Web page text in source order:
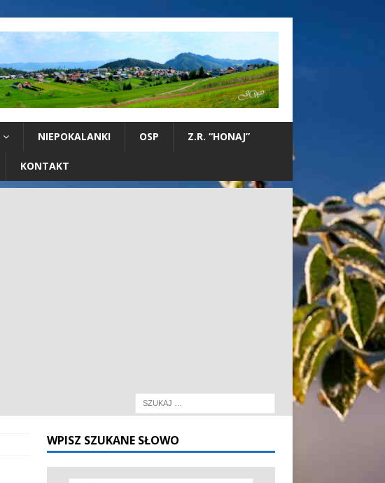
NIEPOKALANKI OSP Z.R. “HONAJ”
KONTAKT
WPISZ SZUKANE SŁOWO